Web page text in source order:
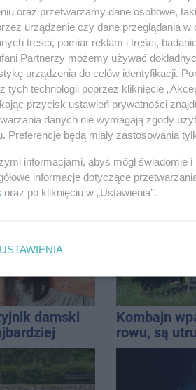
łamał
koniec
Pięciu
wpadło w
Rekordzista
promila
Kujawy. 15
się w
Jak
wymarzone
Zanzibarze?
damski
Modele,
do wielu
Kombajn
rowu, są
oraz przetwarzamy dane osobowe,
urządzenie czy dane przeglądania
treści, pomiar reklam i treści,
Partnerzy możemy używać
urządzenia do celów identyfikacji.
tych technologii poprzez kliknięcie
przycisk ustawień prywatności
danych nie wymagają zgody
Preferencje będą miały zastosowania
informacjami, abyś mógł
informacje dotyczące
oraz po kliknięciu w „Ustawienia”.
USTAWIENIA